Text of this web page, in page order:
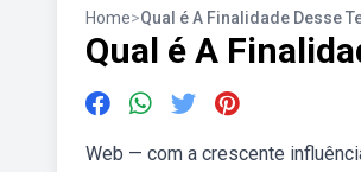
Home>Qual é A Finalidade Desse
Qual é A
Web — com a crescente